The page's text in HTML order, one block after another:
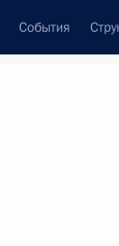
События